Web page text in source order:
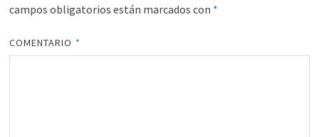
campos obligatorios están marcados con *
COMENTARIO *